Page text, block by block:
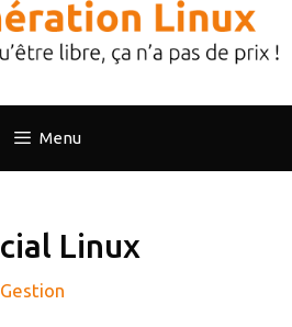
Menu
Linux
Gestion